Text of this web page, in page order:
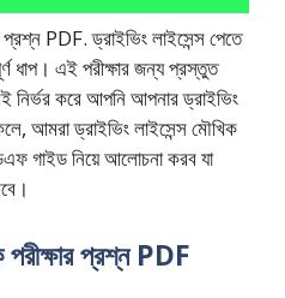
প্রশ্ন PDF. ড্রাইভিং লাইসেন্স পেতে
ধাপ। এই পরীক্ষার জন্য প্রস্তুত
করে আপনি আপনার ড্রাইভিং
আমরা ড্রাইভিং লাইসেন্স মৌখিক
গাইড নিয়ে আলোচনা করব যা
পরীক্ষার প্রশ্ন PDF